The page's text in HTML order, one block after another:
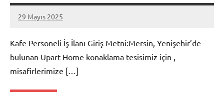
29 Mayıs 2025
admin
Yorum
Kafe Personeli İş İlanı Giriş Metni:Mersin, Yenişehir’de
bulunan Upart Home konaklama tesisimiz için ,
misafirlerimize […]